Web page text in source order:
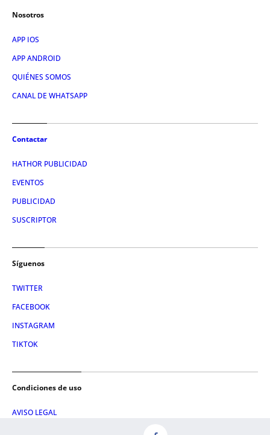
Nosotros
APP IOS
APP ANDROID
QUIÉNES SOMOS
CANAL DE WHATSAPP
Contactar
HATHOR PUBLICIDAD
EVENTOS
PUBLICIDAD
SUSCRIPTOR
Síguenos
TWITTER
FACEBOOK
INSTAGRAM
TIKTOK
Condiciones de uso
AVISO LEGAL